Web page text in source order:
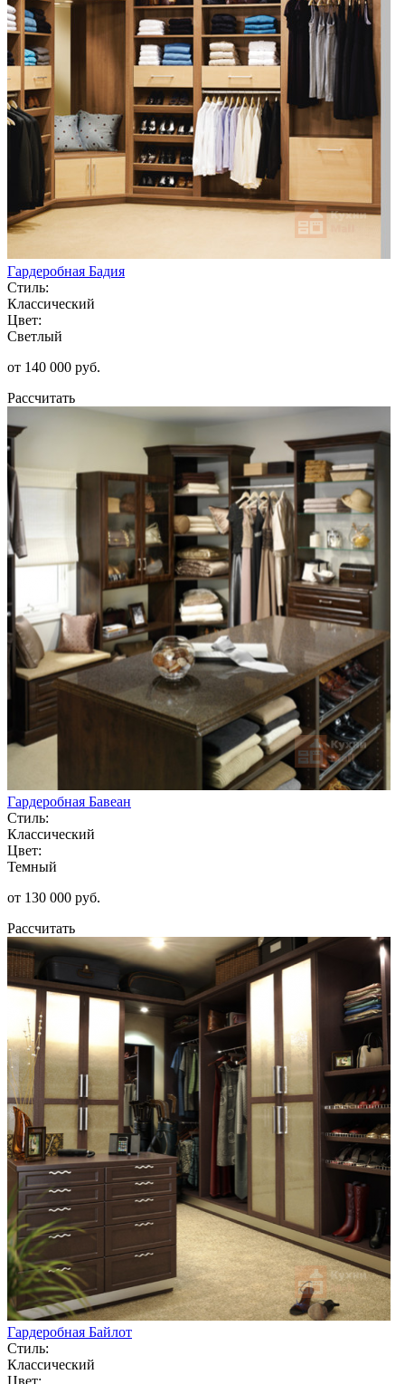
Гардеробная Бадия
Стиль:
Классический
Цвет:
Светлый
от 140 000 руб.
Рассчитать
Гардеробная Бавеан
Стиль:
Классический
Цвет:
Темный
от 130 000 руб.
Рассчитать
Гардеробная Байлот
Стиль:
Классический
Цвет: